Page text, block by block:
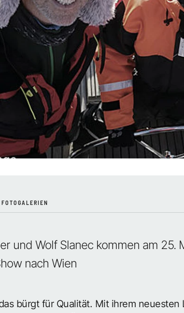
FOTOGALERIEN
und Wolf Slanec kommen am 25.
nach Wien
bürgt für Qualität. Mit ihrem